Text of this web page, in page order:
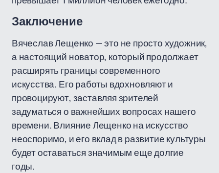
Заключение
Вячеслав Лещенко — это не просто художник,
а настоящий новатор, который продолжает
расширять границы современного
искусства. Его работы вдохновляют и
провоцируют, заставляя зрителей
задуматься о важнейших вопросах нашего
времени. Влияние Лещенко на искусство
неоспоримо, и его вклад в развитие культуры
будет оставаться значимым еще долгие
годы.